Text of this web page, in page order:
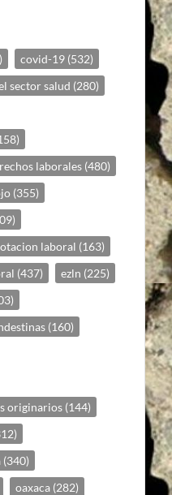
covid-19 (532)
sector salud (280)
laborales (480)
(355)
laboral (163)
(437) ezln (225)
(160)
originarios (144)
(340)
oaxaca (282)